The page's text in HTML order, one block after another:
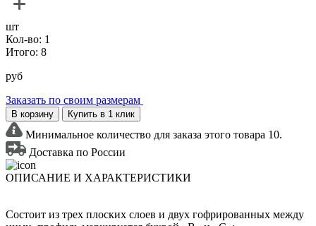
шт
Кол-во: 1
Итого: 8
руб
Заказать по своим размерам
В корзину Купить в 1 клик
Минимальное количество для заказа этого товара 10.
Доставка по России
ОПИСАНИЕ И ХАРАКТЕРИСТИКИ
Состоит из трех плоских слоев и двух гофрированных между